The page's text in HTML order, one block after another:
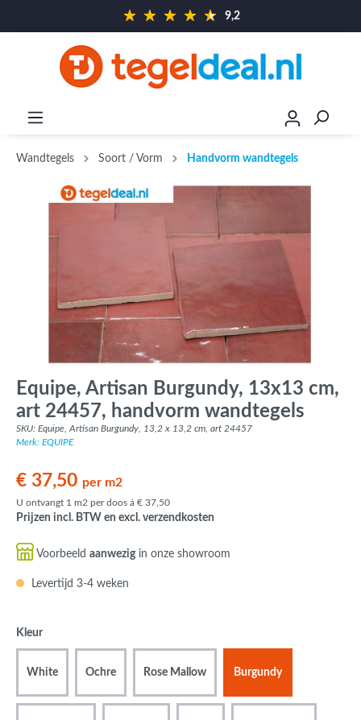
9,2
Wandtegels Soort / Vorm Handvorm wandtegels
Equipe, Artisan Burgundy, 13x13 cm,
art 24457, handvorm wandtegels
SKU: Equipe, Artisan Burgundy, 13,2 x 13,2 cm, art 24457
Merk: EQUIPE
€ 37,50 per m2
U ontvangt 1 m2 per doos á € 37,50
Prijzen incl. BTW en excl. verzendkosten
Voorbeeld aanwezigin onze showroom
Levertijd 3-4 weken
Kleur
White Ochre Rose Mallow Burgundy